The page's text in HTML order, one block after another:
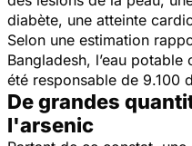
diabète, une atteinte
Selon une estimation
Bangladesh, l’eau potable
été responsable de 9.100
De grandes
l'arsenic